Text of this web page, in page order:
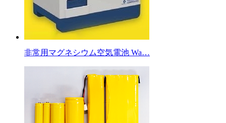
非常用マグネシウム空気電池 Wa…